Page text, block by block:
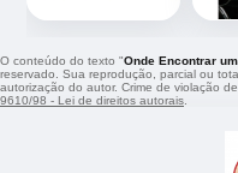
O conteúdo do texto "Onde Encontrar
reservado. Sua reprodução, parcial ou
autorização do autor. Crime de violação
9610/98 - Lei de direitos autorais.